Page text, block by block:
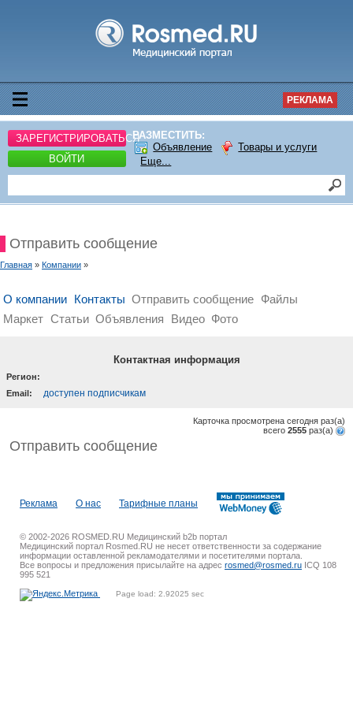
РЕКЛАМА
ЗАРЕГИСТРИРОВАТЬСЯ
ВОЙТИ
РАЗМЕСТИТЬ:
Объявление
Товары и услуги
Еще...
Отправить сообщение
Главная » Компании »
О компании Контакты Отправить сообщение Файлы
Маркет Статьи Объявления Видео Фото
Контактная информация
Регион:
Email:
доступен подписчикам
Карточка просмотрена сегодня раз(a)
всего 2555 раз(a)
Отправить сообщение
Реклама О нас Тарифные планы
© 2002-2026 ROSMED.RU Медицинский b2b портал
Медицинский портал Rosmed.RU не несет ответственности за содержание
информации оставленной рекламодателями и посетителями портала.
Все вопросы и предложения присылайте на адрес rosmed@rosmed.ru ICQ 108
995 521
Page load: 2.92025 sec